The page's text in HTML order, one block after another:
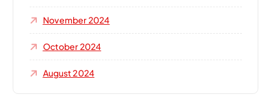
November 2024
October 2024
August 2024